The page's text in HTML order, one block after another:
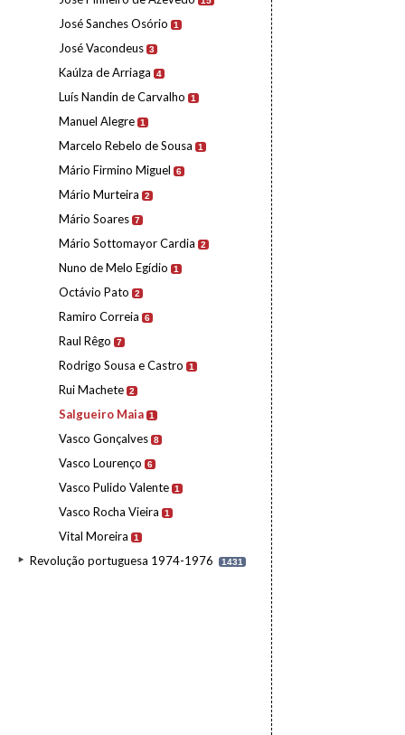
José Sanches Osório 1
José Vacondeus 3
Kaúlza de Arriaga 4
Luís Nandin de Carvalho 1
Manuel Alegre 1
Marcelo Rebelo de Sousa 1
Mário Firmino Miguel 6
Mário Murteira 2
Mário Soares 7
Mário Sottomayor Cardia 2
Nuno de Melo Egídio 1
Octávio Pato 2
Ramiro Correia 6
Raul Rêgo 7
Rodrigo Sousa e Castro 1
Rui Machete 2
Salgueiro Maia 1
Vasco Gonçalves 8
Vasco Lourenço 6
Vasco Pulido Valente 1
Vasco Rocha Vieira 1
Vital Moreira 1
Revolução portuguesa 1974-1976 1431